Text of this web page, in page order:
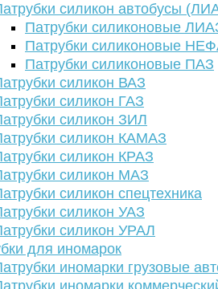
силикон автобусы
Патрубки силиконовые
Патрубки силиконовые
Патрубки силиконовые ПАЗ
силикон ВАЗ
силикон ГАЗ
силикон ЗИЛ
силикон КАМАЗ
силикон КРАЗ
силикон МАЗ
силикон спецтехника
силикон УАЗ
силикон УРАЛ
для иномарок
иномарки грузовые
иномарки